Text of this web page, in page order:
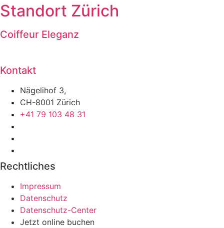
Standort Zürich
Coiffeur Eleganz
Kontakt
Nägelihof 3,
CH-8001 Zürich
+41 79 103 48 31
Rechtliches
Impressum
Datenschutz
Datenschutz-Center
Jetzt online buchen